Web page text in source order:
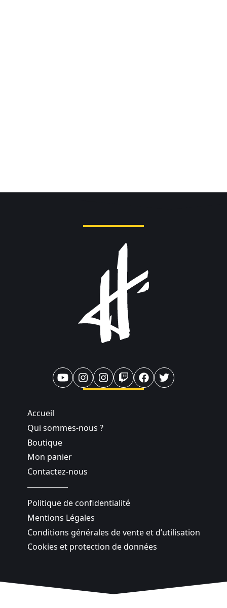
Accueil
Qui sommes-nous ?
Boutique
Mon panier
Contactez-nous
Politique de confidentialité
Mentions Légales
Conditions générales de vente et d’utilisation
Cookies et protection de données